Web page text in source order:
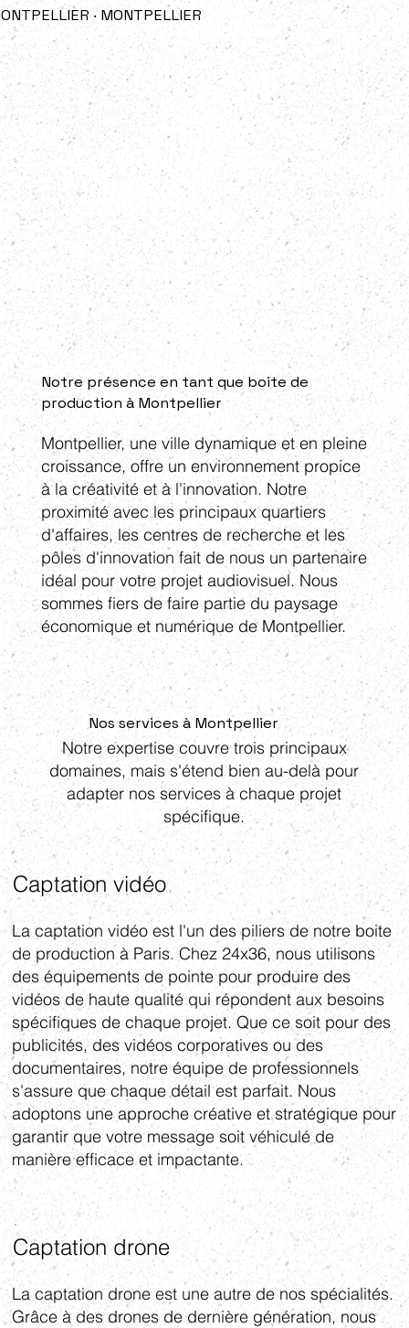
‧ MONTPELLIER
Notre présence en tant que boite de
production à Montpellier
Montpellier, une ville dynamique et en pleine
croissance, offre un environnement propice
à la créativité et à l'innovation. Notre
proximité avec les principaux quartiers
d'affaires, les centres de recherche et les
pôles d'innovation fait de nous un partenaire
idéal pour votre projet audiovisuel. Nous
sommes fiers de faire partie du paysage
économique et numérique de Montpellier.
Nos services à Montpellier
Notre expertise couvre trois principaux
domaines, mais s'étend bien au-delà pour
adapter nos services à chaque projet
spécifique.
La captation vidéo est l'un des piliers de notre boite
de production à Paris. Chez 24x36, nous utilisons
des équipements de pointe pour produire des
vidéos de haute qualité qui répondent aux besoins
spécifiques de chaque projet. Que ce soit pour des
publicités, des vidéos corporatives ou des
documentaires, notre équipe de professionnels
s'assure que chaque détail est parfait. Nous
adoptons une approche créative et stratégique pour
garantir que votre message soit véhiculé de
manière efficace et impactante.
Captation vidéo
La captation drone est une autre de nos spécialités.
Grâce à des drones de dernière génération, nous
Captation drone